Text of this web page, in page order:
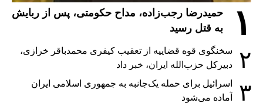
۱
حمیدرضا رجب‌زاده، مداح حکومتی، پس از ربایش
به قتل رسید
۲
سخنگوی قوه قضاییه از تعقیب کیفری محمدباقر خرازی،
دبیر‌کل حزب‌الله ایران، خبر داد
۳
اسرائیل برای حمله یک‌جانبه به جمهوری اسلامی ایران
آماده می‌شود